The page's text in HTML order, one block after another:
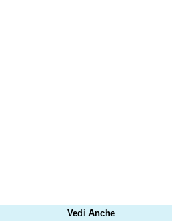
Vedi Anche